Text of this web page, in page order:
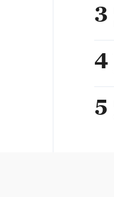
3
4
5